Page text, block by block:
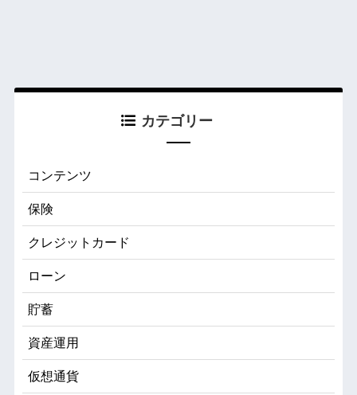
カテゴリー
コンテンツ
保険
クレジットカード
ローン
貯蓄
資産運用
仮想通貨